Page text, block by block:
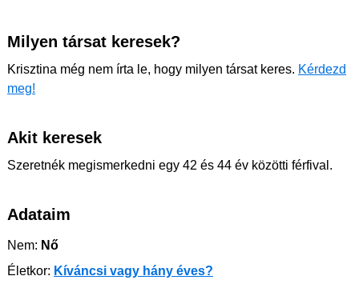
Milyen társat keresek?
Krisztina még nem írta le, hogy milyen társat keres. Kérdezd
meg!
Akit keresek
Szeretnék megismerkedni egy 42 és 44 év közötti férfival.
Adataim
Nem: Nő
Életkor: Kíváncsi vagy hány éves?